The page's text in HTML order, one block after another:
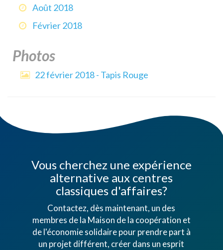
Août 2018
Février 2018
Photos
22 février 2018 - Tapis Rouge
Vous cherchez une expérience
alternative aux centres
classiques d'affaires?
Contactez, dès maintenant, un des
membres de la Maison de la coopération et
de l'économie solidaire pour prendre part à
un projet différent, créer dans un esprit